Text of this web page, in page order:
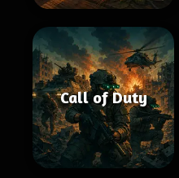
Call of Duty